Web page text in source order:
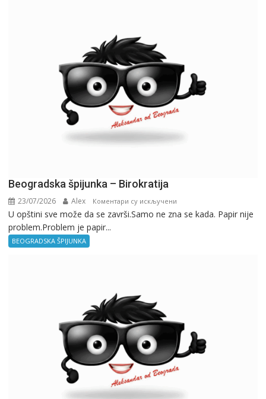
Beogradska špijunka – Birokratija
23/07/2026 Alex Коментари су искључени
Beogradska
U opštini sve može da se završi.Samo ne zna se kada. Papir nije
problem.Problem je papir...
BEOGRADSKA ŠPIJUNKA